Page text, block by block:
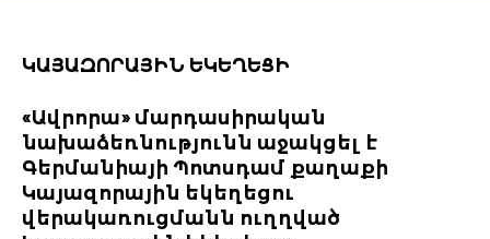
ԿԱՅԱԶՈՐԱՅԻՆ ԵԿԵՂԵՑԻ
«Ավրորա» մարդասիրական
նախաձեռնությունն աջակցել է
Գերմանիայի Պոտսդամ քաղաքի
Կայազորային եկեղեցու
վերակառուցմանն ուղղված